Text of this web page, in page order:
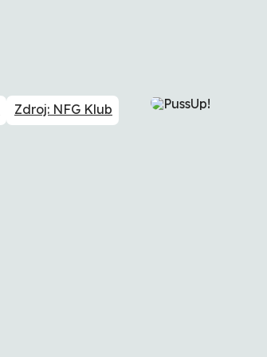
Zdroj: NFG Klub